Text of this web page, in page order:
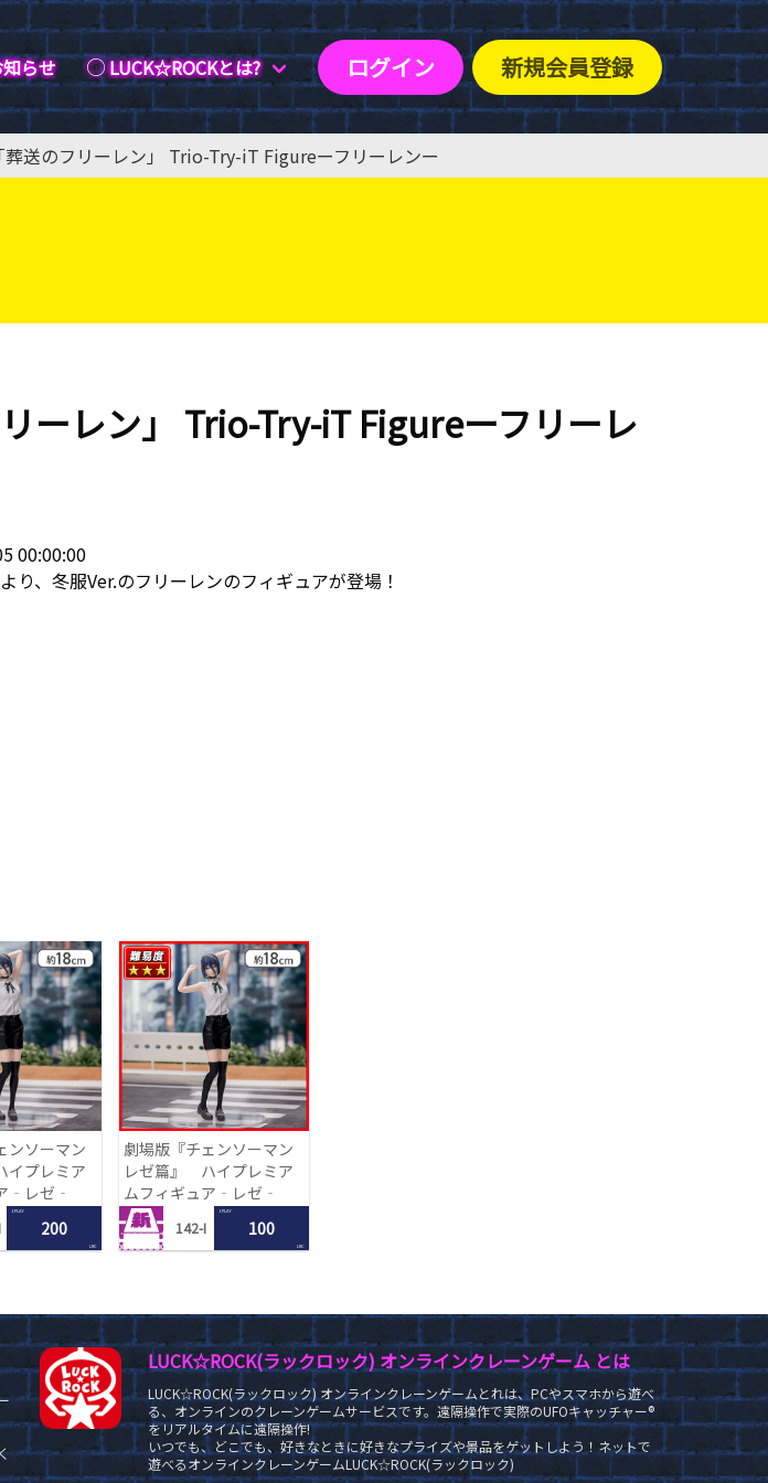
らせ LUCK☆ROCKとは? ログイン 新規会員登録
「葬送のフリーレン」 Trio-Try-iT Figureーフリーレンー
リーレン」 Trio-Try-iT Figureーフリーレ
00:00:00
り、冬服Ver.のフリーレンのフィギュアが登場！
ンソーマン
プレミア
‐レゼ‐
1 PLAY
200
LRC
劇場版『チェンソーマン
レゼ篇』 ハイプレミア
ムフィギュア‐レゼ‐
142-I
1 PLAY
100
LRC
LUCK☆ROCK(ラックロック) オンラインクレーンゲーム とは
LUCK☆ROCK(ラックロック) オンラインクレーンゲームとれは、PCやスマホから遊べ
る、オンラインのクレーンゲームサービスです。遠隔操作で実際のUFOキャッチャー®
をリアルタイムに遠隔操作!
いつでも、どこでも、好きなときに好きなプライズや景品をゲットしよう！ネットで
遊べるオンラインクレーンゲームLUCK☆ROCK(ラックロック)